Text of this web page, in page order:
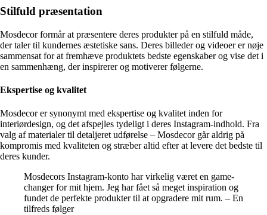
Stilfuld præsentation
Mosdecor formår at præsentere deres produkter på en stilfuld måde,
der taler til kundernes æstetiske sans. Deres billeder og videoer er nøje
sammensat for at fremhæve produktets bedste egenskaber og vise det i
en sammenhæng, der inspirerer og motiverer følgerne.
Ekspertise og kvalitet
Mosdecor er synonymt med ekspertise og kvalitet inden for
interiørdesign, og det afspejles tydeligt i deres Instagram-indhold. Fra
valg af materialer til detaljeret udførelse – Mosdecor går aldrig på
kompromis med kvaliteten og stræber altid efter at levere det bedste til
deres kunder.
Mosdecors Instagram-konto har virkelig været en game-
changer for mit hjem. Jeg har fået så meget inspiration og
fundet de perfekte produkter til at opgradere mit rum. – En
tilfreds følger